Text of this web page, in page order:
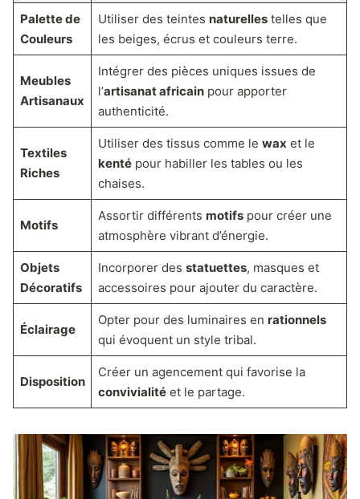
Palette de
Couleurs
Utiliser des teintes naturellestelles que
les beiges, écrus et couleurs terre.
Meubles
Artisanaux
Intégrer des pièces uniques issues de
l’artisanat africainpour apporter
authenticité.
Textiles
Riches
Utiliser des tissus comme le wax et le
kentépour habiller les tables ou les
chaises.
Motifs
Assortir différents motifspour créer une
atmosphère vibrant d’énergie.
Objets
Décoratifs
Incorporer des statuettes, masques et
accessoires pour ajouter du caractère.
Éclairage
Opter pour des luminaires en rationnels
qui évoquent un style tribal.
Disposition
Créer un agencement qui favorise la
convivialitéet le partage.